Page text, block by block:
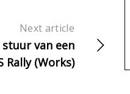
Next article
van een
Rally (Works)